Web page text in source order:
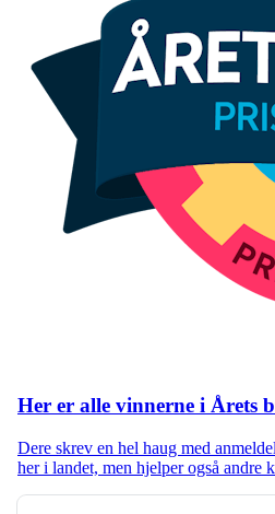
Her er alle vinnerne i Årets
Dere skrev en hel haug med
her i landet, men hjelper også andre